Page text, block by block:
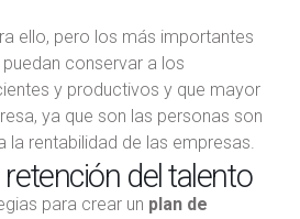
ello, pero los más importantes
conservar a los
y productivos y que mayor
ya que son las personas son
la rentabilidad de las empresas.
del talento
para crear un plan de